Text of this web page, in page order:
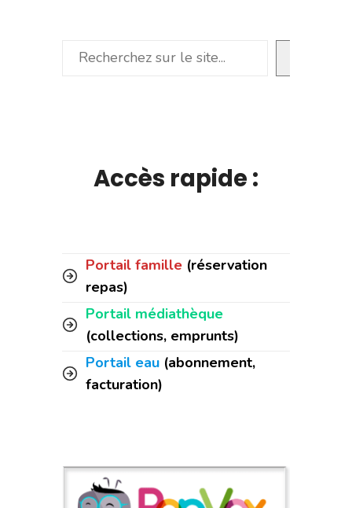
Rechercher
Accès rapide :
Portail famille (réservation
repas)
Portail médiathèque
(collections, emprunts)
Portail eau (abonnement,
facturation)